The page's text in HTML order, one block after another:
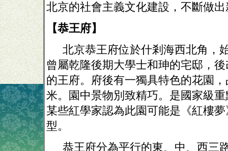
北京的社會主義文化建設，不斷做
【恭王府】
北京恭王府位於什剎海西北角，
曾屬乾隆後期大學士和珅的宅邸，
的王府。府後有一獨具特色的花園
米。園中景物別致精巧。是國家級
某些紅學家認為此園可能是《紅樓
型。
恭王府分為平行的東、中、西三